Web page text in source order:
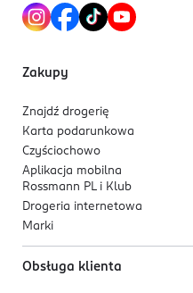
ułatwia
Składniki aktywne
Kwas hialuronowy i
nawilżają i
blask.
Naturalny skwalan
elastyczność.
Zakupy
Znajdź drogerię
Karta podarunkowa
Czyściochowo
Aplikacja mobilna
Rossmann PL i Klub
Drogeria internetowa
Marki
Obsługa klienta